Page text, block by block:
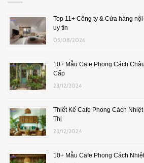
Top 11+ Công ty & Cửa hàng
uy tín
05/08/2026
10+ Mẫu Cafe Phong Cách
Cấp
23/12/2024
Thiết Kế Cafe Phong Cách
Thị
23/12/2024
10+ Mẫu Cafe Phong Cách